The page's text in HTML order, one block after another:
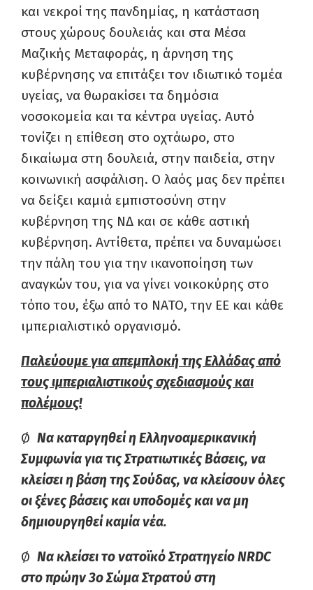
και νεκροί της πανδημίας, η κατάσταση
στους χώρους δουλειάς και στα Μέσα
Μαζικής Μεταφοράς, η άρνηση της
κυβέρνησης να επιτάξει τον ιδιωτικό τομέα
υγείας, να θωρακίσει τα δημόσια
νοσοκομεία και τα κέντρα υγείας. Αυτό
τονίζει η επίθεση στο οχτάωρο, στο
δικαίωμα στη δουλειά, στην παιδεία, στην
κοινωνική ασφάλιση. Ο λαός μας δεν πρέπει
να δείξει καμιά εμπιστοσύνη στην
κυβέρνηση της ΝΔ και σε κάθε αστική
κυβέρνηση. Αντίθετα, πρέπει να δυναμώσει
την πάλη του για την ικανοποίηση των
αναγκών του, για να γίνει νοικοκύρης στο
τόπο του, έξω από το ΝΑΤΟ, την ΕΕ και κάθε
ιμπεριαλιστικό οργανισμό.
Παλεύουμε για απεμπλοκή της Ελλάδας από
τους ιμπεριαλιστικούς σχεδιασμούς και
πολέμους!
Ø Να καταργηθεί η Ελληνοαμερικανική
Συμφωνία για τις Στρατιωτικές Βάσεις, να
κλείσει η βάση της Σούδας, να κλείσουν όλες
οι ξένες βάσεις και υποδομές και να μη
δημιουργηθεί καμία νέα.
Ø Να κλείσει το νατοϊκό Στρατηγείο NRDC
στο πρώην 3ο Σώμα Στρατού στη